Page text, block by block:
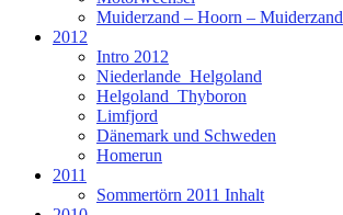
Muiderzand – Hoorn – Muiderzand
2012
Intro 2012
Niederlande_Helgoland
Helgoland_Thyboron
Limfjord
Dänemark und Schweden
Homerun
2011
Sommertörn 2011 Inhalt